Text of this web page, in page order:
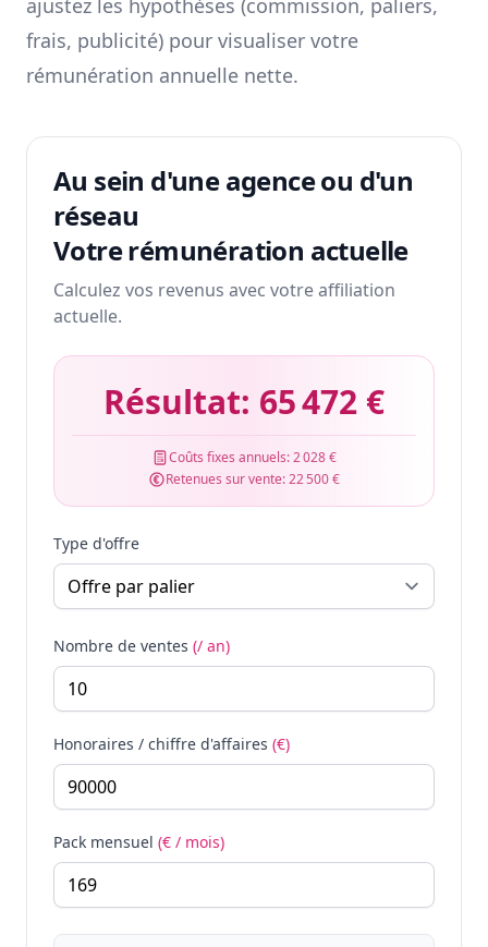
ajustez les hypothèses (commission, paliers,
frais, publicité) pour visualiser votre
rémunération annuelle nette.
Au sein d'une agence ou d'un
réseau
Votre rémunération actuelle
Calculez vos revenus avec votre affiliation
actuelle.
Résultat: 65 472 €
Coûts fixes annuels:2 028 €
Retenues sur vente:22 500 €
Type d'offre
Nombre de ventes (/ an)
Honoraires / chiffre d'affaires (€)
Pack mensuel (€ / mois)